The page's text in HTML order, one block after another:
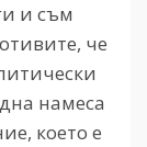
и съм
че
намеса
което е